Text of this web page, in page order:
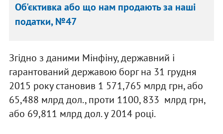
Об'єктивка або що нам продають за наші
податки, №47
Згідно з даними Мінфіну, державний і
гарантований державою борг на 31 грудня
2015 року становив 1 571,765 млрд грн, або
65,488 млрд дол., проти 1100, 833 млрд грн,
або 69,811 млрд дол. у 2014 році.